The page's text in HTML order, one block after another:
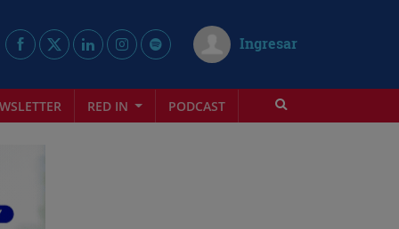
Ingresar
RED IN PODCAST